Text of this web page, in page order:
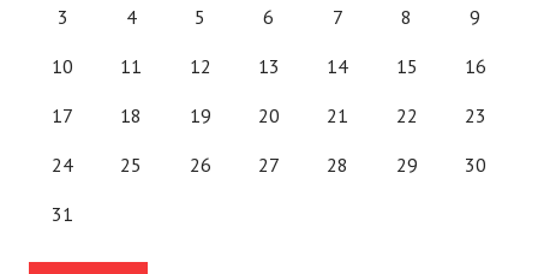
3 4 5 6 7 8 9
10 11 12 13 14 15 16
17 18 19 20 21 22 23
24 25 26 27 28 29 30
31